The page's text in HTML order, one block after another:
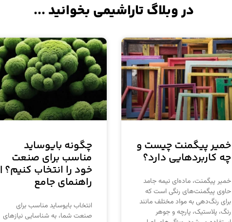
در وبلاگ تاراشیمی بخوانید ...
خمیر پیگمنت چیست و
چه کاربردهایی دارد؟
خمیر پیگمنت، ماده‌ای نیمه جامد
حاوی پیگمنت‌های رنگی است که
برای رنگ‌دهی به مواد مختلف مانند
رنگ، پلاستیک، پارچه و جوهر
چگونه بایوساید
مناسب برای صنعت
خود را انتخاب کنیم؟ |
راهنمای جامع
انتخاب بایوساید مناسب برای
صنعت شما، به شناسایی نیازهای